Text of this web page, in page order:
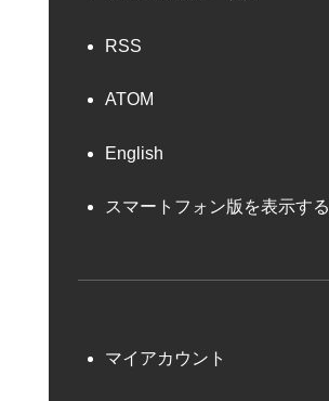
RSS
ATOM
English
スマートフォン版を表示する
マイアカウント